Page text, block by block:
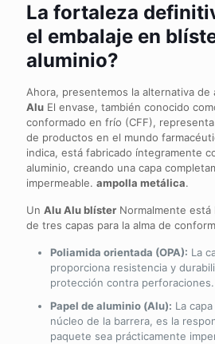
La fortaleza
el embalaje en
aluminio?
Ahora, presentemos la alternativa de
Alu El envase, también conocido
conformado en frío (CFF),
de productos en el mundo
indica, está fabricado íntegramente
aluminio, creando una capa
impermeable. ampolla metálica.
Un Alu Alu blíster Normalmente está
de tres capas para la alma de
Poliamida orientada (OPA): La
proporciona resistencia y
protección contra perforaciones.
Papel de aluminio (Alu): La
núcleo de la barrera, es la
paquete sea prácticamente